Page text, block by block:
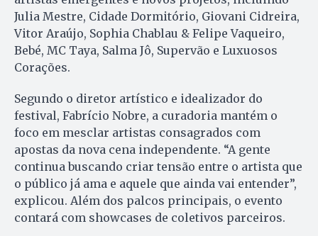
Julia Mestre, Cidade Dormitório, Giovani Cidreira,
Vitor Araújo, Sophia Chablau & Felipe Vaqueiro,
Bebé, MC Taya, Salma Jô, Supervão e Luxuosos
Corações.
Segundo o diretor artístico e idealizador do
festival, Fabrício Nobre, a curadoria mantém o
foco em mesclar artistas consagrados com
apostas da nova cena independente. “A gente
continua buscando criar tensão entre o artista que
o público já ama e aquele que ainda vai entender”,
explicou. Além dos palcos principais, o evento
contará com showcases de coletivos parceiros.